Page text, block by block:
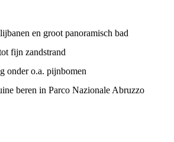
en groot panoramisch bad
fijn zandstrand
onder o.a. pijnbomen
beren in Parco Nazionale Abruzzo